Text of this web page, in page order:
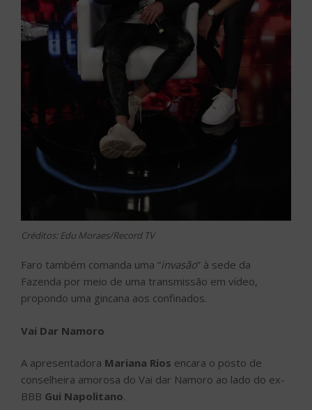
Créditos: Edu Moraes/Record TV
Faro também comanda uma “invasão” à sede da
Fazenda por meio de uma transmissão em vídeo,
propondo uma gincana aos confinados.
Vai Dar Namoro
A apresentadora Mariana Rios encara o posto de
conselheira amorosa do Vai dar Namoro ao lado do ex-
BBB Gui Napolitano.